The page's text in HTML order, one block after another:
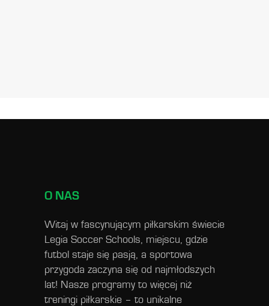
O NAS
Witaj w fascynującym piłkarskim świecie
Legia Soccer Schools, miejscu, gdzie
futbol staje się pasją, a sportowa
przygoda zaczyna się od najmłodszych
lat! Nasze programy to więcej niż
treningi piłkarskie – to unikalne